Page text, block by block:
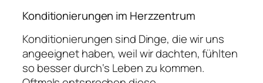
Konditionierungen im Herzzentrum
Konditionierungen sind Dinge, die wir uns
angeeignet haben, weil wir dachten, fühlten
so besser durch‘s Leben zu kommen.